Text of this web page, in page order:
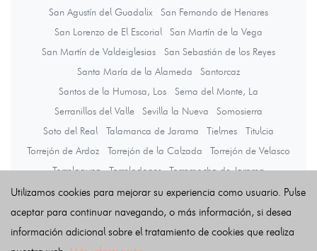
San Agustín del Guadalix
San Fernando de Henares
San Lorenzo de El Escorial
San Martín de la Vega
San Martín de Valdeiglesias
San Sebastián de los Reyes
Santa María de la Alameda
Santorcaz
Santos de la Humosa, Los
Serna del Monte, La
Serranillos del Valle
Sevilla la Nueva
Somosierra
Soto del Real
Talamanca de Jarama Tielmes
Titulcia
Torrejón de Ardoz
Torrejón de la Calzada
Torrejón de Velasco
Torrelaguna
Torrelodones
Torremocha de Jarama
Torres de la Alameda
Tres Cantos Valdaracete
Valdeavero
Valdelaguna
Valdemanco Valdemaqueda
Valdemorillo
Valdemoro
Valdeolmos-Alalpardo
Valdepiélagos
Utilizamos cookies para mejorar su experiencia como usuario. Pulse
aceptar para continuar navegando, o más información, si desea
información adicional sobre el tratamiento de cookies que realiza